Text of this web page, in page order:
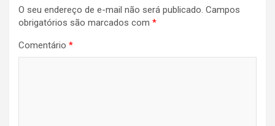
O seu endereço de e-mail não será publicado. Campos
obrigatórios são marcados com *
Comentário *